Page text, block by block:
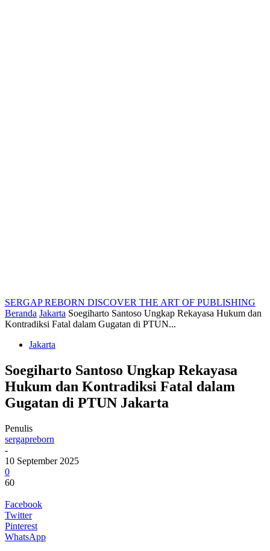
SERGAP REBORN DISCOVER THE ART OF PUBLISHING
Beranda Jakarta Soegiharto Santoso Ungkap Rekayasa Hukum dan
Kontradiksi Fatal dalam Gugatan di PTUN...
Jakarta
Soegiharto Santoso Ungkap Rekayasa
Hukum dan Kontradiksi Fatal dalam
Gugatan di PTUN Jakarta
Penulis
sergapreborn
-
10 September 2025
0
60
Facebook
Twitter
Pinterest
WhatsApp